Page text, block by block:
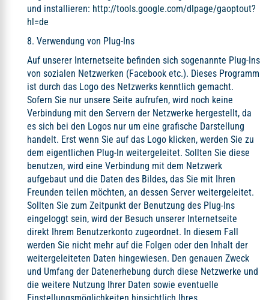
und installieren: http://tools.google.com/dlpage/gaoptout?
hl=de
8. Verwendung von Plug-Ins
Auf unserer Internetseite befinden sich sogenannte Plug-Ins
von sozialen Netzwerken (Facebook etc.). Dieses Programm
ist durch das Logo des Netzwerks kenntlich gemacht.
Sofern Sie nur unsere Seite aufrufen, wird noch keine
Verbindung mit den Servern der Netzwerke hergestellt, da
es sich bei den Logos nur um eine grafische Darstellung
handelt. Erst wenn Sie auf das Logo klicken, werden Sie zu
dem eigentlichen Plug-In weitergeleitet. Sollten Sie diese
benutzen, wird eine Verbindung mit dem Netzwerk
aufgebaut und die Daten des Bildes, das Sie mit Ihren
Freunden teilen möchten, an dessen Server weitergeleitet.
Sollten Sie zum Zeitpunkt der Benutzung des Plug-Ins
eingeloggt sein, wird der Besuch unserer Internetseite
direkt Ihrem Benutzerkonto zugeordnet. In diesem Fall
werden Sie nicht mehr auf die Folgen oder den Inhalt der
weitergeleiteten Daten hingewiesen. Den genauen Zweck
und Umfang der Datenerhebung durch diese Netzwerke und
die weitere Nutzung Ihrer Daten sowie eventuelle